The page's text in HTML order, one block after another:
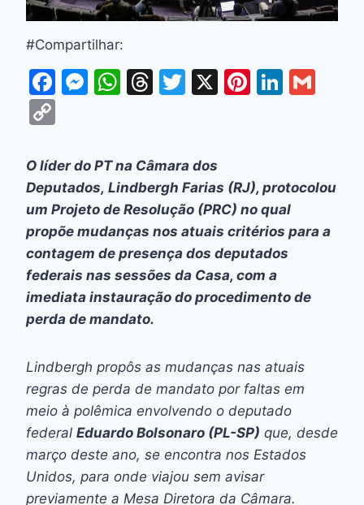
#Compartilhar:
F
e
b
o
o
k
M
s
e
n
g
er
W
s
A
p
p
T
a
d
s
T
er
X
Pi
st
Li
dI
n
p
y
Li
n
k
O líder do PT na Câmara dos
Deputados, Lindbergh Farias (RJ), protocolou
um Projeto de Resolução (PRC) no qual
propõe mudanças nos atuais critérios para a
contagem de presença dos deputados
federais nas sessões da Casa, com a
imediata instauração do procedimento de
perda de mandato.
Lindbergh propôs as mudanças nas atuais
regras de perda de mandato por faltas em
meio à polêmica envolvendo o deputado
federal Eduardo Bolsonaro (PL-SP) que, desde
março deste ano, se encontra nos Estados
Unidos, para onde viajou sem avisar
previamente a Mesa Diretora da Câmara.